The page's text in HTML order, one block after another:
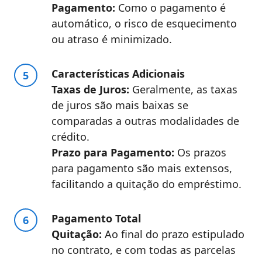
Pagamento: Como o pagamento é
automático, o risco de esquecimento
ou atraso é minimizado.
Características Adicionais
Taxas de Juros: Geralmente, as taxas
de juros são mais baixas se
comparadas a outras modalidades de
crédito.
Prazo para Pagamento: Os prazos
para pagamento são mais extensos,
facilitando a quitação do empréstimo.
Pagamento Total
Quitação: Ao final do prazo estipulado
no contrato, e com todas as parcelas